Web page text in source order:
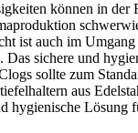
können in der
ist auch im
Das sichere und
sollte zum
aus
hygienische Lösung